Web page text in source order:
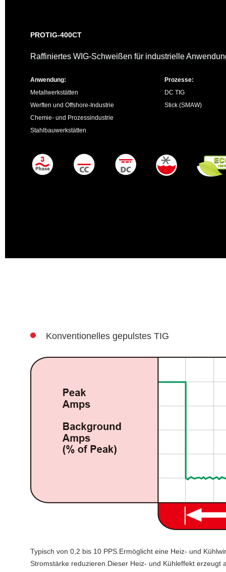
PROTIG-400CT
Raffiniertes WIG-Schweißen für industrielle
Anwendung:
Metallwerkstätten
Werften und Offshore-Industrie
Chemie- und Prozessindustrie
Stahlbauwerkstätten
Prozesse:
DC TIG
Stick (SMAW)
Konventionelles gepulstes TIG
Typisch von 0,2 bis 10 PPS.Ermöglicht eine Heiz- und
Stromstärke reduzieren.Dieser Heiz- und Kühleffekt